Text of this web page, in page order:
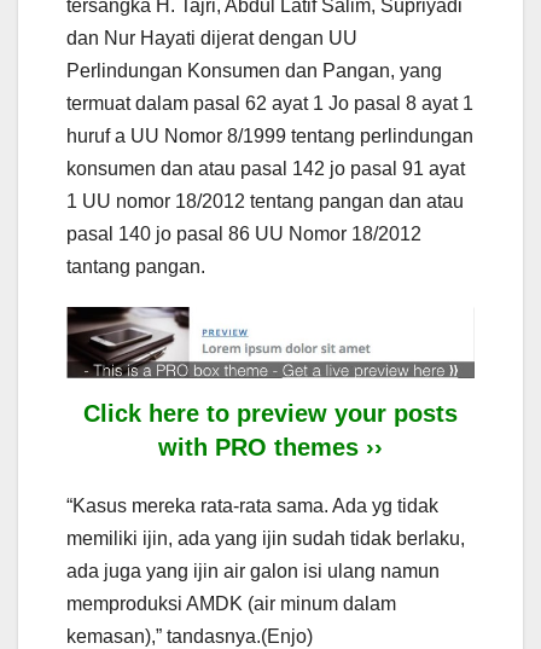
tersangka H. Tajri, Abdul Latif Salim, Supriyadi
dan Nur Hayati dijerat dengan UU
Perlindungan Konsumen dan Pangan, yang
termuat dalam pasal 62 ayat 1 Jo pasal 8 ayat 1
huruf a UU Nomor 8/1999 tentang perlindungan
konsumen dan atau pasal 142 jo pasal 91 ayat
1 UU nomor 18/2012 tentang pangan dan atau
pasal 140 jo pasal 86 UU Nomor 18/2012
tantang pangan.
Click here to preview your posts
with PRO themes ››
“Kasus mereka rata-rata sama. Ada yg tidak
memiliki ijin, ada yang ijin sudah tidak berlaku,
ada juga yang ijin air galon isi ulang namun
memproduksi AMDK (air minum dalam
kemasan),” tandasnya.(Enjo)